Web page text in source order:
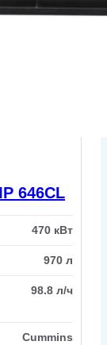
646CL
470 кВт
970 л
98.8 л/ч
Cummins